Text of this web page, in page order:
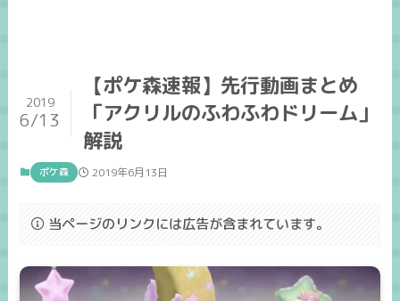
【ポケ森速報】先行動画まとめ
「アクリルのふわふわドリーム」
解説
2019
6/13
ポケ森 2019年6月13日
当ページのリンクには広告が含まれています。